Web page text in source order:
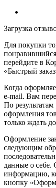
Загрузка
Для покупки
понравившийся
перейдите в
«Быстрый
Когда
e-mail. Вам
По
оформления
только ждать
Оформление
следующим
данные о себе.
информацию,
кнопку